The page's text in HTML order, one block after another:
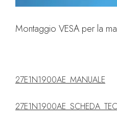
Montaggio VESA per la
27E1N1900AE_MANUALE